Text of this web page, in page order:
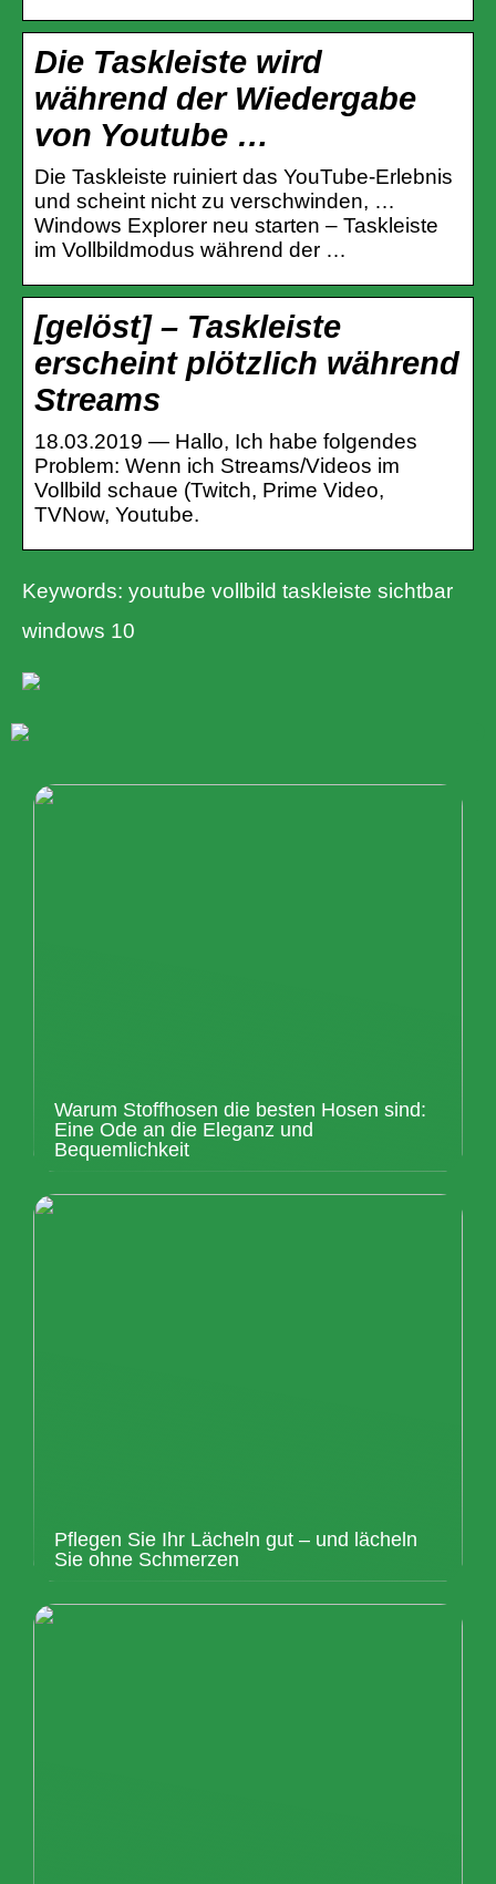
Die Taskleiste wird
während der Wiedergabe
von Youtube …
Die Taskleiste ruiniert das YouTube-Erlebnis
und scheint nicht zu verschwinden, …
Windows Explorer neu starten – Taskleiste
im Vollbildmodus während der …
[gelöst] – Taskleiste
erscheint plötzlich während
Streams
18.03.2019 — Hallo, Ich habe folgendes
Problem: Wenn ich Streams/Videos im
Vollbild schaue (Twitch, Prime Video,
TVNow, Youtube.
Keywords: youtube vollbild taskleiste sichtbar
windows 10
Warum Stoffhosen die besten Hosen sind:
Eine Ode an die Eleganz und
Bequemlichkeit
Pflegen Sie Ihr Lächeln gut – und lächeln
Sie ohne Schmerzen